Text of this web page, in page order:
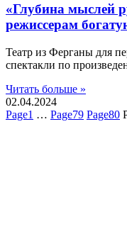
«Глубина мыслей
режиссерам
Театр из Ферганы для
спектакли по
Читать больше »
02.04.2024
Page1 … Page79 Page80